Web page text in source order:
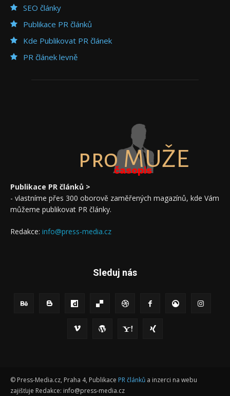
SEO články
Publikace PR článků
Kde Publikovat PR článek
PR článek levně
pro MUŽE
časopis
Publikace PR článků >
- vlastníme přes 300 oborově zaměřených magazínů, kde Vám
můžeme publikovat PR články.
Redakce: info@press-media.cz
Sleduj nás
© Press-Media.cz, Praha 4, Publikace PR článků a inzerci na webu
zajišťuje Redakce: info@press-media.cz